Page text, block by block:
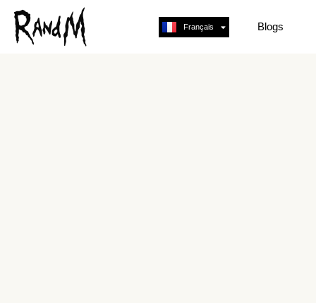
Français
English Blogs